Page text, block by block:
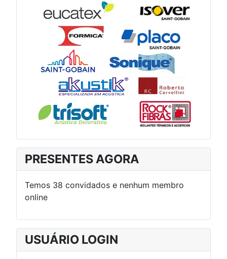
PRESENTES AGORA
Temos 38 convidados e nenhum membro
online
USUÁRIO LOGIN